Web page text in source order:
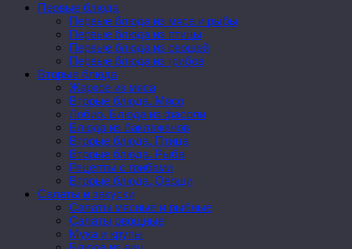
Первые блюда
Первые блюда из мяса и рыбы
Первые блюда из птицы
Первые блюда из овощей
Первые блюда из грибов
Вторые блюда
Жаркое из мяса
Вторые блюда. Мясо
Лобио. Блюда из фасоли
Блюда из баклажанов
Вторые блюда. Птица
Вторые блюда. Рыба
Рецепты с грибами
Вторые блюда. Овощи
Салаты и закуски
Салаты мясные и рыбные
Салаты овощные
Мука и крупы